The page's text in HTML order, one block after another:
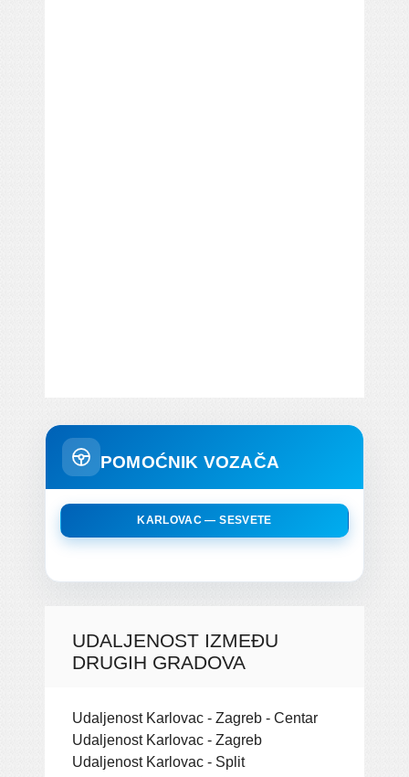
POMOĆNIK VOZAČA
KARLOVAC — SESVETE
UDALJENOST IZMEĐU
DRUGIH GRADOVA
Udaljenost Karlovac - Zagreb - Centar
Udaljenost Karlovac - Zagreb
Udaljenost Karlovac - Split